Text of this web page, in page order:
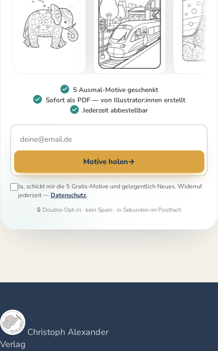
5 Ausmal-Motive geschenkt
Sofort als PDF — von Illustrator:innen erstellt
Jederzeit abbestellbar
Motive holen→
Ja, schickt mir die 5 Gratis-Motive und gelegentlich Neues. Widerruf
jederzeit — Datenschutz.
🔒 Double-Opt-in · kein Spam · in Sekunden im Postfach
Christoph Alexander
Verlag